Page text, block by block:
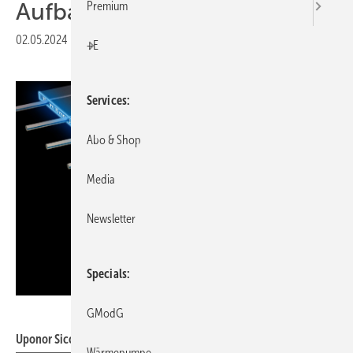
Aufbauhöhe
02.05.2024 Veröffentlicht in
Uponor Siccus Mini.
Premium
+E
Services
Abo & Shop
Media
Newsletter
Specials
GModG